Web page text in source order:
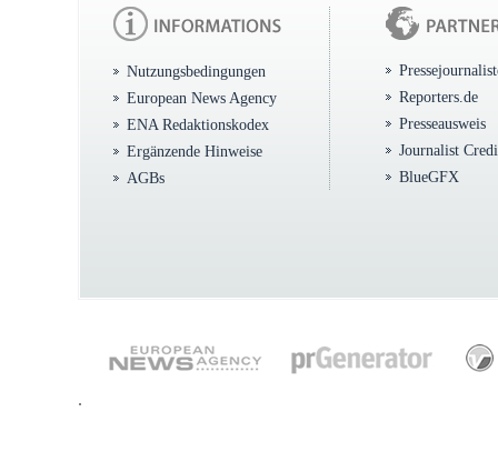
Nutzungsbedingungen
European News Agency
ENA Redaktionskodex
Ergänzende Hinweise
AGBs
Reporters.de
Presseausweis
Journalist
BlueGFX
.